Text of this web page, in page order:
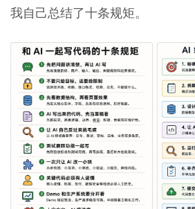
我自己总结了十条规矩。